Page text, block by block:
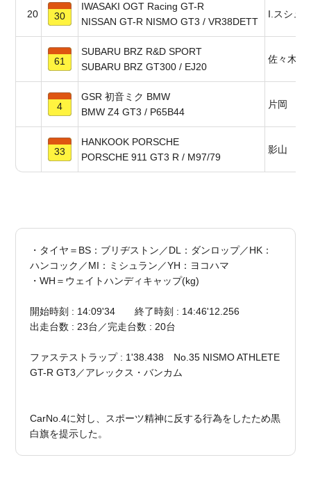
20 30
IWASAKI OGT Racing GT-R
NISSAN GT-R NISMO GT3 / VR38DETT
I.スシュ
61
SUBARU BRZ R&D SPORT
SUBARU BRZ GT300 / EJ20
佐々木
4
GSR 初音ミク BMW
BMW Z4 GT3 / P65B44
片岡 龍
33
HANKOOK PORSCHE
PORSCHE 911 GT3 R / M97/79
影山 正
・タイヤ＝BS：ブリヂストン／DL：ダンロップ／HK：
ハンコック／MI：ミシュラン／YH：ヨコハマ
・WH＝ウェイトハンディキャップ(kg)
開始時刻 : 14:09'34 終了時刻 : 14:46'12.256
出走台数 : 23台／完走台数 : 20台
ファステストラップ : 1'38.438 No.35 NISMO ATHLETE
GT-R GT3／アレックス・バンカム
CarNo.4に対し、スポーツ精神に反する行為をしたため黒
白旗を提示した。